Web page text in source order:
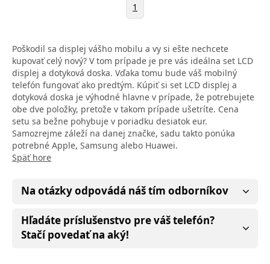
1
Poškodil sa displej vášho mobilu a vy si ešte nechcete
kupovať celý nový? V tom prípade je pre vás ideálna set LCD
displej a dotyková doska. Vďaka tomu bude váš mobilný
telefón fungovať ako predtým. Kúpiť si set LCD displej a
dotyková doska je výhodné hlavne v prípade, že potrebujete
obe dve položky, pretože v takom prípade ušetríte. Cena
setu sa bežne pohybuje v poriadku desiatok eur.
Samozrejme záleží na danej značke, sadu takto ponúka
potrebné Apple, Samsung alebo Huawei.
Späť hore
Na otázky odpovádá náš tím odborníkov
Hľadáte príslušenstvo pre váš telefón?
Stačí povedať na aký!